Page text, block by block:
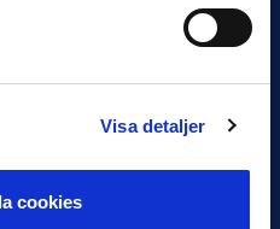
Visa detaljer
cookies
Malmö FF